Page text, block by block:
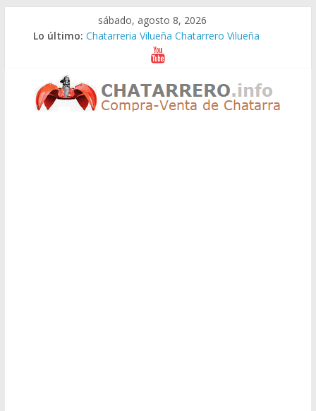
sábado, agosto 8, 2026
Lo último: Chatarreria Vilueña Chatarrero Vilueña
Chatarreria Zuera Chatarrero Zuera
Chatarreria Zaragoza Chatarrero Zaragoza
Chatarreria Zaida Chatarrero Zaida
Chatarreria Vistabella Chatarrero Vistabella